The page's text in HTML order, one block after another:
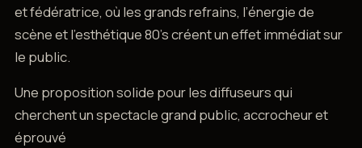
et fédératrice, où les grands refrains, l’énergie de
scène et l’esthétique 80’s créent un effet immédiat sur
le public.
Une proposition solide pour les diffuseurs qui
cherchent un spectacle grand public, accrocheur et
éprouvé